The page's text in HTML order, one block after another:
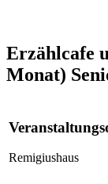
Erzählcafe
Monat)
Remigiushaus